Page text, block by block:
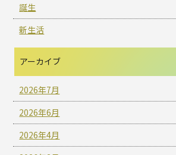
誕生
新生活
アーカイブ
2026年7月
2026年6月
2026年4月